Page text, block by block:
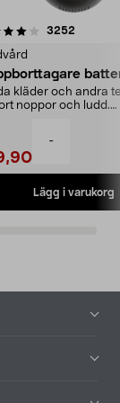
-
3252
kläder och andra
noppor och ludd.
Lägg i varukorg
4.5av 5 stjärnor